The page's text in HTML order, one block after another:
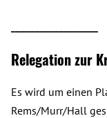
Relegation zur
Es wird um einen
Rems/Murr/Hall